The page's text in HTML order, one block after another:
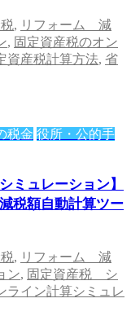
, リフォーム 減
, 固定資産税のオン
資産税計算方法, 省
税金 役所・公的手
ミュレーション】
税額自動計算ツー
, リフォーム 減
ン, 固定資産税 シ
ライン計算シミュレ